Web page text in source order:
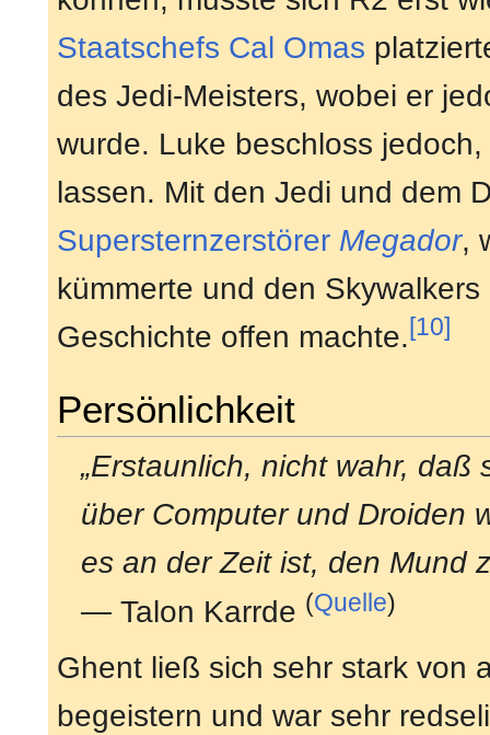
Staatschefs Cal Omas
des Jedi-Meisters, wobei er
wurde. Luke beschloss
lassen. Mit den Jedi und dem
Supersternzerstörer Megador,
kümmerte und den
Geschichte offen machte.[10]
Persönlichkeit
„Erstaunlich, nicht wahr,
über Computer und Droiden
es an der Zeit ist, den Mund
— Talon Karrde (Quelle)
Ghent ließ sich sehr stark von
begeistern und war sehr